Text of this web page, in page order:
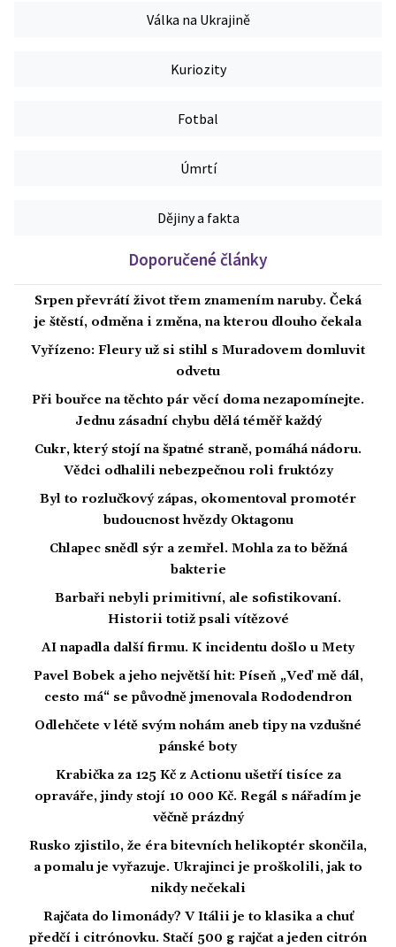
Válka na Ukrajině
Kuriozity
Fotbal
Úmrtí
Dějiny a fakta
Doporučené články
Srpen převrátí život třem znamením naruby. Čeká
je štěstí, odměna i změna, na kterou dlouho čekala
Vyřízeno: Fleury už si stihl s Muradovem domluvit
odvetu
Při bouřce na těchto pár věcí doma nezapomínejte.
Jednu zásadní chybu dělá téměř každý
Cukr, který stojí na špatné straně, pomáhá nádoru.
Vědci odhalili nebezpečnou roli fruktózy
Byl to rozlučkový zápas, okomentoval promotér
budoucnost hvězdy Oktagonu
Chlapec snědl sýr a zemřel. Mohla za to běžná
bakterie
Barbaři nebyli primitivní, ale sofistikovaní.
Historii totiž psali vítězové
AI napadla další firmu. K incidentu došlo u Mety
Pavel Bobek a jeho největší hit: Píseň „Veď mě dál,
cesto má“ se původně jmenovala Rododendron
Odlehčete v létě svým nohám aneb tipy na vzdušné
pánské boty
Krabička za 125 Kč z Actionu ušetří tisíce za
opraváře, jindy stojí 10 000 Kč. Regál s nářadím je
věčně prázdný
Rusko zjistilo, že éra bitevních helikoptér skončila,
a pomalu je vyřazuje. Ukrajinci je proškolili, jak to
nikdy nečekali
Rajčata do limonády? V Itálii je to klasika a chuť
předčí i citrónovku. Stačí 500 g rajčat a jeden citrón